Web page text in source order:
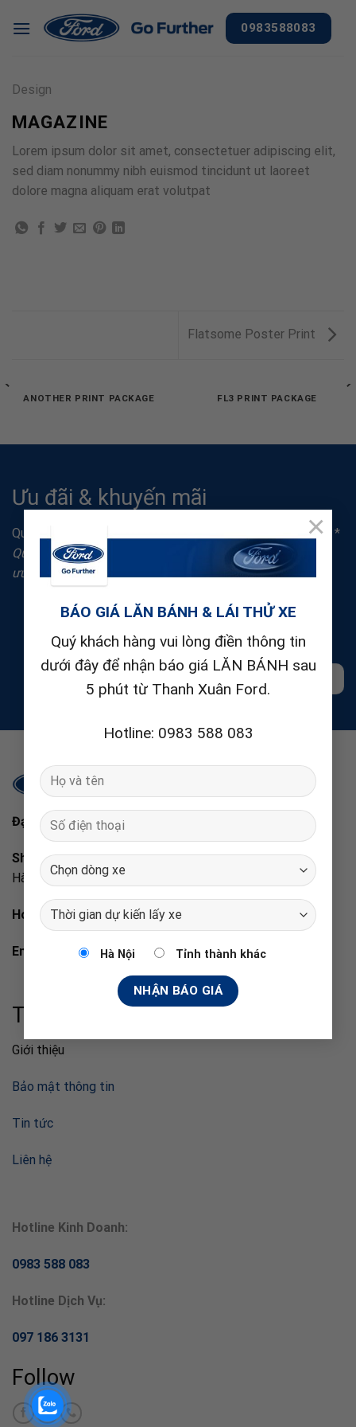
BÁO GIÁ LĂN BÁNH & LÁI THỬ XE
Quý khách hàng vui lòng điền thông tin
dưới đây để nhận báo giá LĂN BÁNH sau
5 phút từ Thanh Xuân Ford.
Hotline: 0983 588 083
Hà Nội Tỉnh thành khác
×
đến
0983588083
Design
MAGAZINE
Lorem ipsum dolor sit amet, consectetuer adipiscing elit,
sed diam nonummy nibh euismod tincidunt ut laoreet
dolore magna aliquam erat volutpat
Flatsome Poster Print
ANOTHER PRINT PACKAGE FL3 PRINT PACKAGE
Ưu đãi & khuyến mãi
Quà tặng dành cho khách hàng gửi yêu cầu báo giá Online. *
Quý khách vui lòng liên hệ hotline tư vấn, nhận thông tin
ưu đãi và khuyễn mãi.
HOTLINE: 0983588083
Đại lý ủy quyền chính hãng Ford Việt Nam
Showroom:Số 88 Nguyễn Xiển, Hạ Đình, Thanh Xuân, TP
Hà Nội.
Hotline: 0983 588 083. /097 186 3131
Email: hiepford07@gmail.com
Thanh xuân Ford
Giới thiệu
Bảo mật thông tin
Tin tức
Liên hệ
Hotline Kinh Doanh:
0983 588 083
Hotline Dịch Vụ:
097 186 3131
Follow